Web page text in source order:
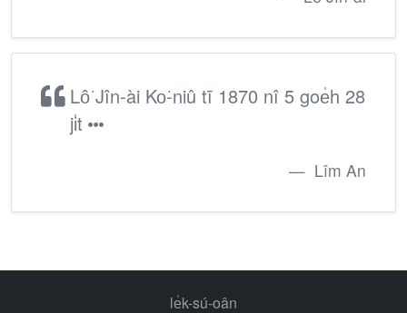
Lô͘ Jîn-ài Ko͘-niû tī 1870 nî 5 goe̍h 28
ji̍t
Lîm An
le̍k-sú-oân